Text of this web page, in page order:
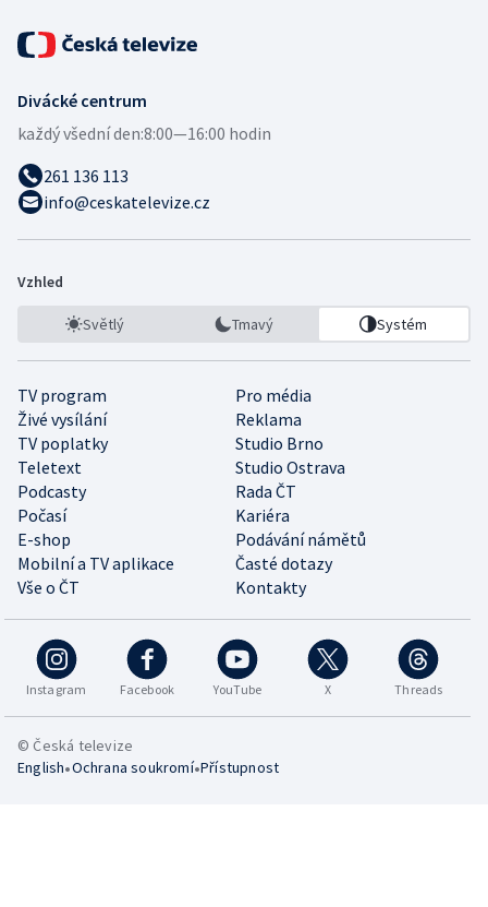
Divácké centrum
každý všední den:8:00—16:00 hodin
261 136 113
info@ceskatelevize.cz
Vzhled
Světlý Tmavý Systém
TV program
Pro média
Živé vysílání
Reklama
TV poplatky
Studio Brno
Teletext
Studio Ostrava
Podcasty
Rada ČT
Počasí
Kariéra
E-shop
Podávání námětů
Mobilní a TV aplikace
Časté dotazy
Vše o ČT
Kontakty
Instagram Facebook YouTube X Threads
© Česká televize
English•Ochrana soukromí•Přístupnost